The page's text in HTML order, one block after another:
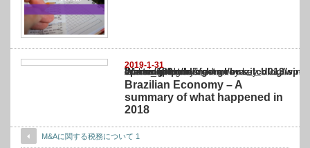
2019-1-31
Warning
: Undefined array key "show_category" in
/home/netst/kuno-cpa.co.jp/public_html/brazil_blog/wp-content/themes/
on line183
Brazilian Economy – A
summary of what happened in
2018
M&Aに関する税務について 1